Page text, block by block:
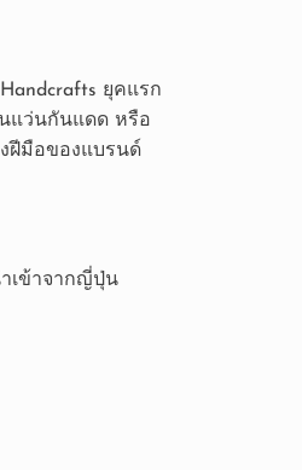
ยุคแรก
แว่นกันแดด หรือ
ฝีมือของแบรนด์
เข้าจากญี่ปุ่น